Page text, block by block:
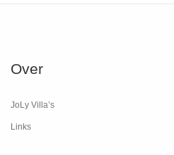
Over
JoLy Villa’s
Links